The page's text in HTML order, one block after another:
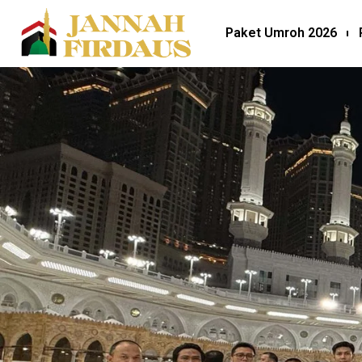
Paket Umroh 2026